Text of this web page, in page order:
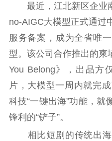
最近，江北新区企业
no-AIGC大模型正式通过
服务备案，成为全省唯
型。该公司合作推出的柬
You Belong》，出品方
片，大模型一周内就完
科技“一键出海”功能，就
锋利的“铲子”。
相比短剧的传统出海